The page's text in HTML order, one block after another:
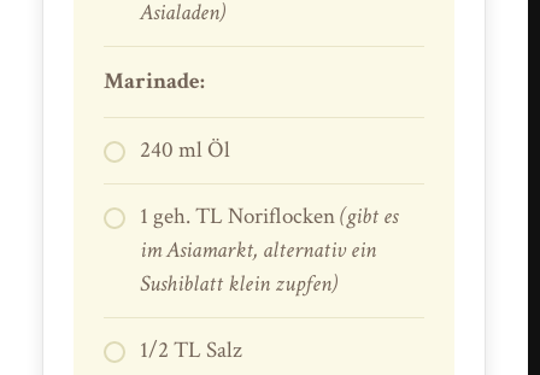
Asialaden)
Marinade:
240 ml Öl
1 geh. TL Noriflocken(gibt es
im Asiamarkt, alternativ ein
Sushiblatt klein zupfen)
1/2 TL Salz